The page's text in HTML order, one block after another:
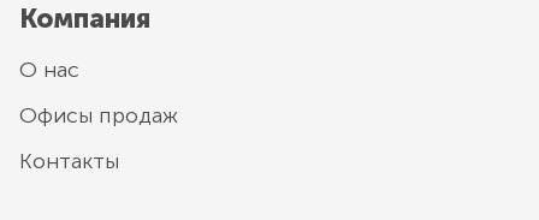
Компания
О нас
Офисы продаж
Контакты